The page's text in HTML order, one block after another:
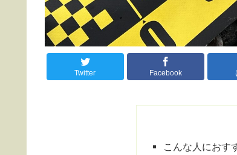
Twitter Facebook
こんな人におす